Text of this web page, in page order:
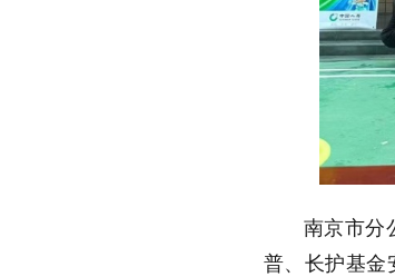
南京市分
普、长护基金